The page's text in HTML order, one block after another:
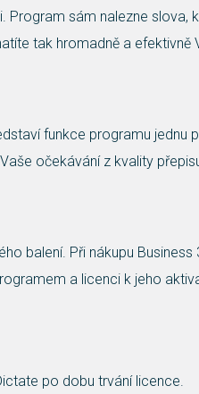
sám nalezne slova,
tak hromadně a efektivně
funkce programu jednu
očekávání z kvality
balení. Při nákupu
a licenci k jeho
po dobu trvání licence.